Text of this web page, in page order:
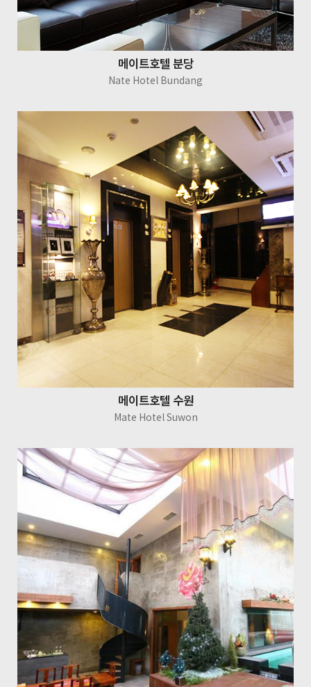
메이트호텔 분당
Nate Hotel Bundang
메이트호텔 수원
Mate Hotel Suwon